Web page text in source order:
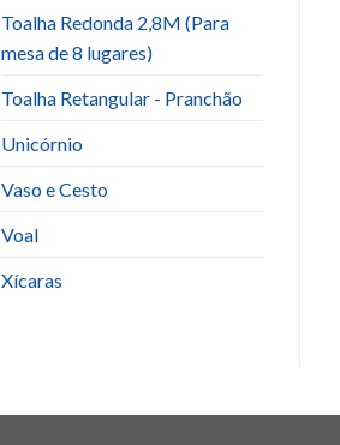
Toalha Redonda 2,8M (Para
mesa de 8 lugares)
Toalha Retangular - Pranchão
Unicórnio
Vaso e Cesto
Voal
Xícaras